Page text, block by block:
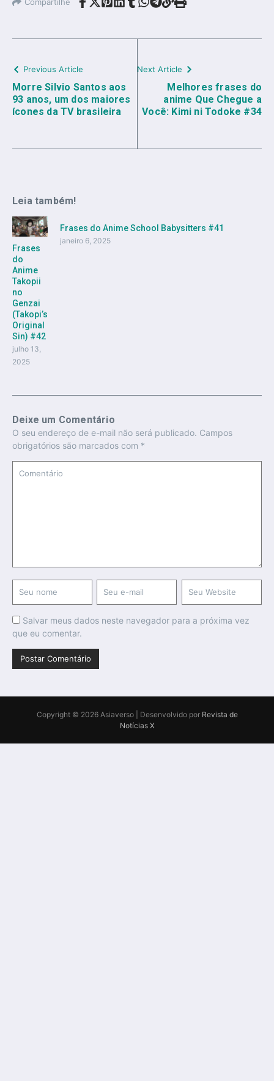
Previous Article
Morre Silvio Santos aos
93 anos, um dos maiores
ícones da TV brasileira
Next Article
Melhores frases do
anime Que Chegue a
Você: Kimi ni Todoke #34
Leia também!
Frases
do
Anime
Takopii
no
Genzai
(Takopi’s
Original
Sin) #42
julho 13,
2025
Frases do Anime School Babysitters #41
janeiro 6, 2025
Deixe um Comentário
O seu endereço de e-mail não será publicado. Campos
obrigatórios são marcados com *
Salvar meus dados neste navegador para a próxima vez
que eu comentar.
Copyright © 2026 Asiaverso | Desenvolvido por Revista de
Notícias X